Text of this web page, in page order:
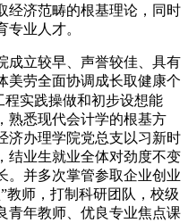
经济范畴的根基理论，同时
业人才。
立较早、声誉较佳、具有
美劳全面协调成长取健康个
程实践操做和初步设想能
熟悉现代会计学的根基方
济办理学院党总支以习新时
结业生就业全体对劲度不变
。并多次掌管参取企业创业
教师，打制科研团队，校级
青年教师、优良专业焦点课